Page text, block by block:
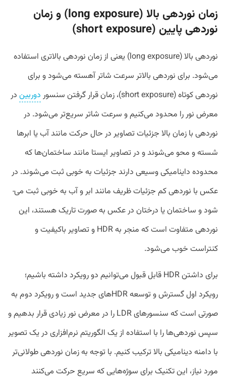
زمان نوردهی بالا (long exposure) و زمان
نوردهی پایین (short exposure
)
نوردهی بالا (long exposure) یعنی از زمان نوردهی بالاتری استفاده
می‌شود. برای نوردهی بالاتر سرعت شاتر آهسته می‌­شود و برای
نوردهی کوتاه (short exposure)، زمان قرار گرفتن سنسور
دوربین در
معرض نور را محدود می‌کنیم و سرعت شاتر سریع­‌تر می‌شود. در
نوردهی با زمان بالا جزئیات تصاویر در حال حرکت مانند آب یا ابرها
شسته و محو می­‌شوند و در تصاویر ایستا مانند ساختمان­‌ها که
محدوده داینامیکی وسیعی دارند جزئیات به خوبی ثبت می­‌شوند. در
عکس با نوردهی کم جزئیات ظریف مانند ابر و آب به خوبی ثبت می‌­
شود و ساختمان یا درختان در عکس به‌ صورت تاریک هستند، این
نوردهی متفاوت است که منجر به HDR و تصاویر باکیفیت و
کنتراست خوب می‌شود.
برای داشتن HDR قابل قبول می‌­توانیم دو رویکرد داشته باشیم؛
رویکرد اول گسترش و توسعه­‌ HDRهای جدید است و رویکرد دوم به‌
صورتی است که سنسورهای LDR را در معرض نور زیادی قرار بدهیم و
سپس نوردهی‌ها را با استفاده از یک الگوریتم نرم‌افزاری در یک تصویر
با دامنه دینامیکی بالا ترکیب کنیم. با توجه به زمان نوردهی طولانی‌تر
مورد نیاز، این تکنیک برای سوژه‌هایی که سریع حرکت می‌کنند